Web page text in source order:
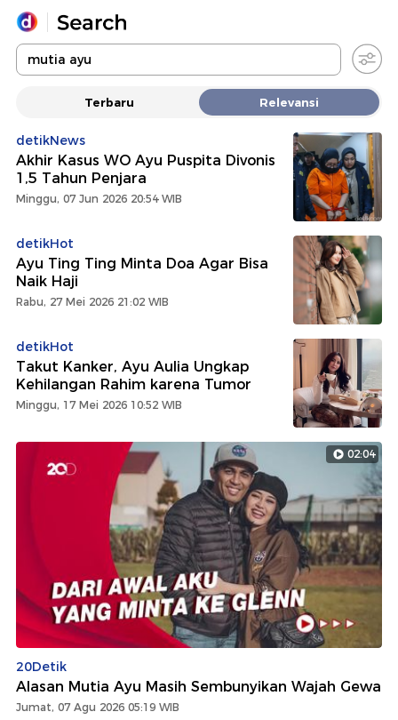
Yang sedang ramai dicari
Promoted
Terakhir yang dicari
Terbaru Relevansi
detikNews
Akhir Kasus WO Ayu Puspita Divonis
1,5 Tahun Penjara
Minggu, 07 Jun 2026 20:54 WIB
detikHot
Ayu Ting Ting Minta Doa Agar Bisa
Naik Haji
Rabu, 27 Mei 2026 21:02 WIB
detikHot
Takut Kanker, Ayu Aulia Ungkap
Kehilangan Rahim karena Tumor
Minggu, 17 Mei 2026 10:52 WIB
02:04
20Detik
Alasan Mutia Ayu Masih Sembunyikan Wajah Gewa
Jumat, 07 Agu 2026 05:19 WIB